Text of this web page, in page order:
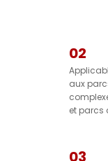
02
aux
et parcs
03